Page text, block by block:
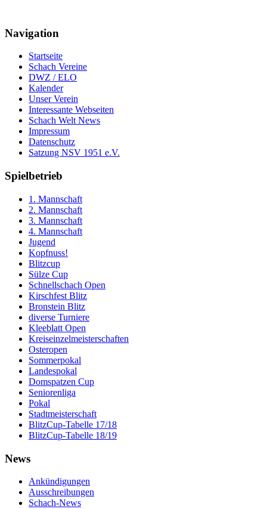
Navigation
Startseite
Schach Vereine
DWZ / ELO
Kalender
Unser Verein
Interessante Webseiten
Schach Welt News
Impressum
Datenschutz
Satzung NSV 1951 e.V.
Spielbetrieb
1. Mannschaft
2. Mannschaft
3. Mannschaft
4. Mannschaft
Jugend
Kopfnuss!
Blitzcup
Sülze Cup
Schnellschach Open
Kirschfest Blitz
Bronstein Blitz
diverse Turniere
Kleeblatt Open
Kreiseinzelmeisterschaften
Osteropen
Sommerpokal
Landespokal
Domspatzen Cup
Seniorenliga
Pokal
Stadtmeisterschaft
BlitzCup-Tabelle 17/18
BlitzCup-Tabelle 18/19
News
Ankündigungen
Ausschreibungen
Schach-News